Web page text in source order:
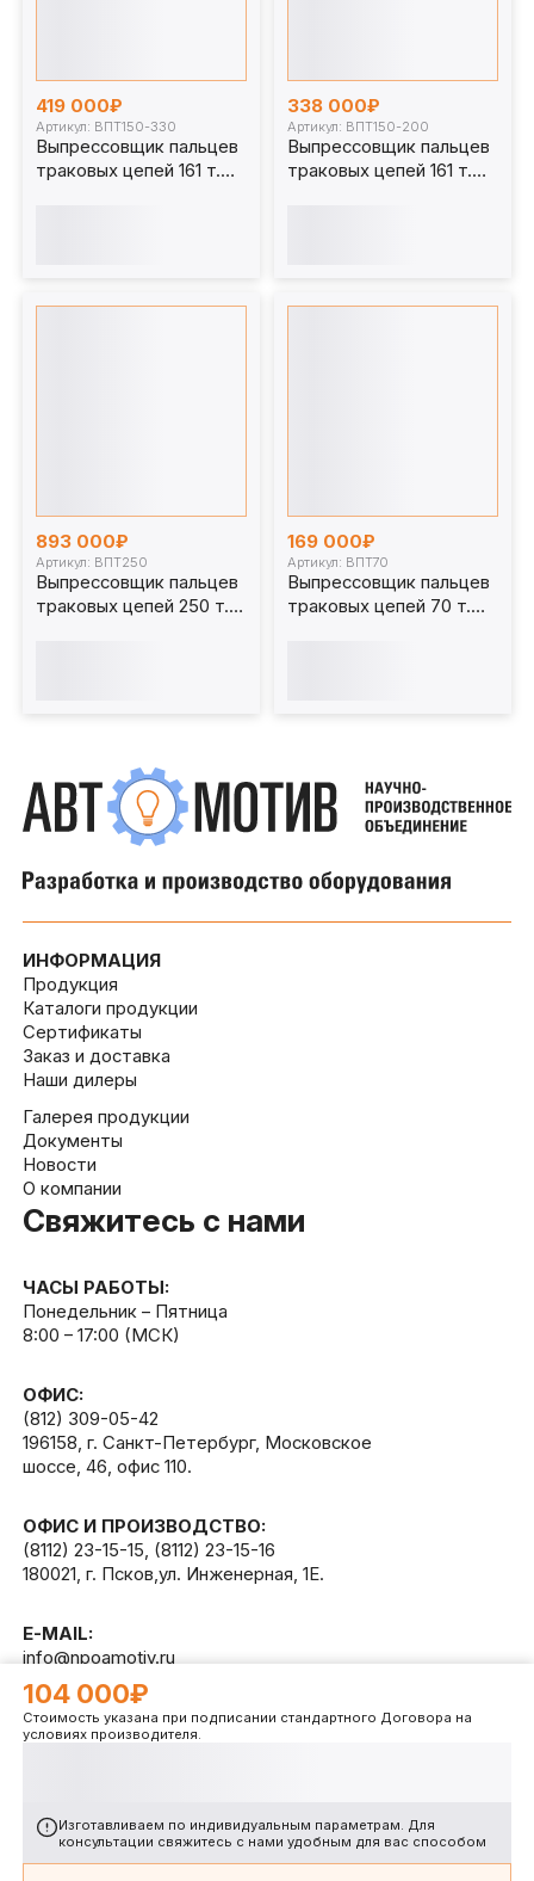
104 000₽
Стоимость указана при подписании стандартного Договора на
условиях производителя.
Изготавливаем по индивидуальным параметрам. Для
консультации свяжитесь с нами удобным для вас способом
419 000₽
Артикул: ВПТ150-330
Выпрессовщик пальцев
траковых цепей 161 т.
338 000₽
Артикул: ВПТ150-200
Выпрессовщик пальцев
траковых цепей 161 т.
893 000₽
Артикул: ВПТ250
Выпрессовщик пальцев
траковых цепей 250 т.
169 000₽
Артикул: ВПТ70
Выпрессовщик пальцев
траковых цепей 70 т.
ИНФОРМАЦИЯ
Продукция
Каталоги продукции
Сертификаты
Заказ и доставка
Наши дилеры
Галерея продукции
Документы
Новости
О компании
Свяжитесь с нами
ЧАСЫ РАБОТЫ:
Понедельник – Пятница
8:00 – 17:00 (МСК)
ОФИС:
(812) 309-05-42
196158, г. Санкт-Петербург, Московское
шоссе, 46, офис 110.
ОФИС И ПРОИЗВОДСТВО:
(8112) 23-15-15, (8112) 23-15-16
180021, г. Псков,ул. Инженерная, 1Е.
E-MAIL:
info@npoamotiv.ru
Разработано вWEBCETERA